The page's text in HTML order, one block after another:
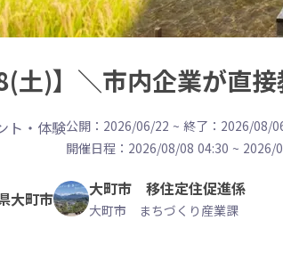
土)】＼市内企業が直
ト・体験公開：2026/06/22 ~ 終了：2026/08/
開催日程： 2026/08/08 04:30 ~ 2026/
大町市 大町市 移住定住促進係
大町市 まちづくり産業課